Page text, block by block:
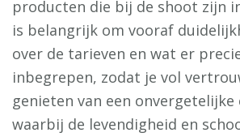
producten die bij de shoot zijn
is belangrijk om vooraf
over de tarieven en wat er
inbegrepen, zodat je vol
genieten van een onvergetelijke
waarbij de levendigheid en